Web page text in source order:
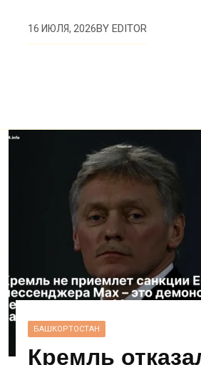
16 ИЮЛЯ, 2026BYEDITOR
БАШКОРТОСТАН
Кремль